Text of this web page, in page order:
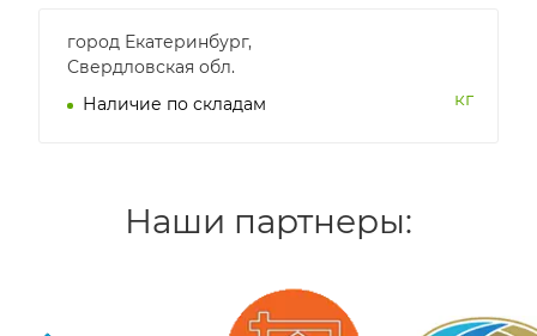
город Екатеринбург,
Свердловская обл.
Наличие по складам
кг
Наши партнеры: